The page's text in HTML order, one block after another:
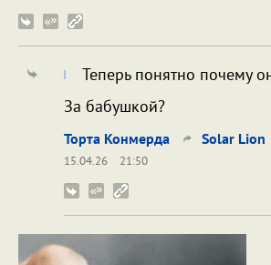
Теперь понятно почему
За бабушкой?
Торта Конмерда Solar Lion
15.04.26
21:50